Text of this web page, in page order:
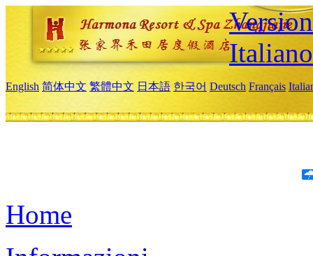
Italiano
English 简体中文 繁體中文 日本語 한국어 Deutsch Français
Home